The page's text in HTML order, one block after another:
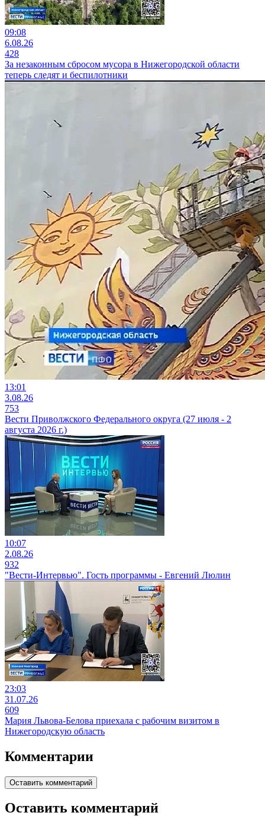
09:08
6.08.26
428
За незаконным сбросом мусора в Нижегородской области
теперь следят и беспилотники
13:01
3.08.26
753
Вести Приволжского Федерального округа (27 июля - 2
августа 2026 г.)
10:07
2.08.26
932
"Вести-Интервью". Гость программы - Евгений Люлин
23:03
31.07.26
609
Мария Львова-Белова приехала с рабочим визитом в
Нижегородскую область
Комментарии
Оставить комментарий
Оставить комментарий